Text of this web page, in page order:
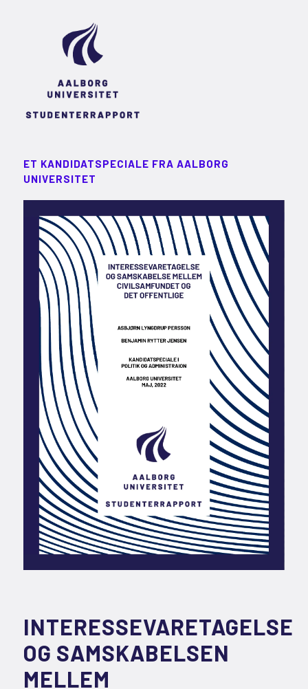
ET KANDIDATSPECIALE FRA AALBORG
UNIVERSITET
INTERESSEVARETAGELSE
OG SAMSKABELSEN
MELLEM